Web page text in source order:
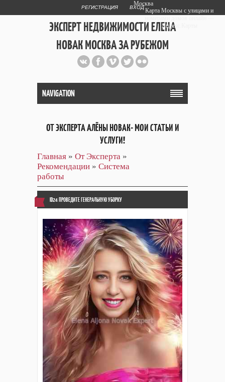
РЕГИСТРАЦИЯ ВХОД
ЭКСПЕРТ НЕДВИЖИМОСТИ ЕЛЕНА
НОВАК МОСКВА ЗА РУБЕЖОМ
Публичный сайт эксперта автора
web дизайнера+7 903 708 1884
NAVIGATION
ОТ ЭКСПЕРТА АЛЁНЫ НОВАК- МОИ СТАТЬИ И
УСЛУГИ!
Главная » От Эксперта »
Рекомендации » Система
работы
ID24 ПРОВЕДИТЕ ГЕНЕРАЛЬНУЮ УБОРКУ
Москва
Карта Москвы с улицами и
Яндекс.Карты